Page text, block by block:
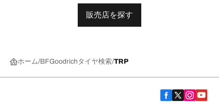
販売店を探す
ホーム BFGoodrichタイヤ検索 TRP